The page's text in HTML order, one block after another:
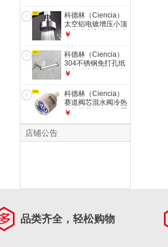
单钩 2个拉丝
4
科德林（Ciencia）
太空铝电镀增压小顶
喷头浴室宾馆淋浴喷
花洒 A款 小号顶喷
（80MM）
￥
5
科德林（Ciencia）
304不锈钢免打孔纸
巾架浴室卫生间卷纸
金挂件 圆形拉丝
￥
6
科德林（Ciencia）
赛道阀芯混水阀冷热
龙头开关陶瓷阀芯厨
￥
店铺公告
品类齐全，轻松购物